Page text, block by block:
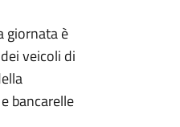
giornata è
veicoli di
bancarelle